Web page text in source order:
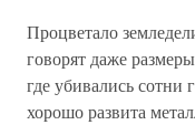
Процветало
говорят даже
где убивались
хорошо развита